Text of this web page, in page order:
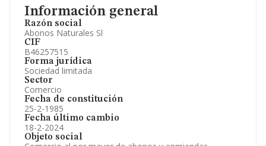
Información general
Razón social
Abonos Naturales Sl
CIF
B46257515
Forma jurídica
Sociedad limitada
Sector
Comercio
Fecha de constitución
25-2-1985
Fecha último cambio
18-2-2024
Objeto social
Información oficial y registral complementaria.